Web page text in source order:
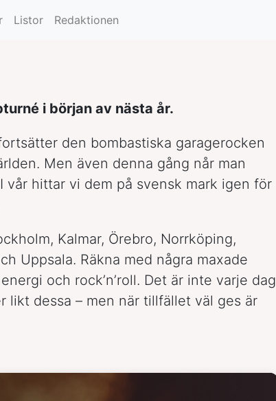
Listor Redaktionen
i början av nästa år.
den bombastiska garagerocken
Men även denna gång når man
vår hittar vi dem på svensk mark igen för
Kalmar, Örebro, Norrköping,
Uppsala. Räkna med några maxade
och rock’n’roll. Det är inte varje dag
likt dessa – men när tillfället väl ges är